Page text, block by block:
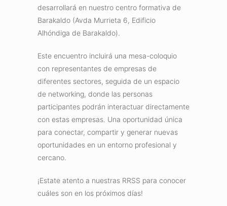
desarrollará en nuestro centro formativa de
Barakaldo (Avda Murrieta 6, Edificio
Alhóndiga de Barakaldo).
Este encuentro incluirá una mesa-coloquio
con representantes de empresas de
diferentes sectores, seguida de un espacio
de networking, donde las personas
participantes podrán interactuar directamente
con estas empresas. Una oportunidad única
para conectar, compartir y generar nuevas
oportunidades en un entorno profesional y
cercano.
¡Estate atento a nuestras RRSS para conocer
cuáles son en los próximos días!